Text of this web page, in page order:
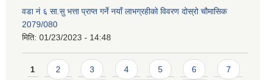
वडा नं ६ सा.सु भत्ता प्राप्त गर्ने नयाँ लाभग्रहीको विवरण दोस्रो चौमासिक
2079/080
मिति: 01/23/2023 - 14:48
Pages
1 2 3 4 5 6 7